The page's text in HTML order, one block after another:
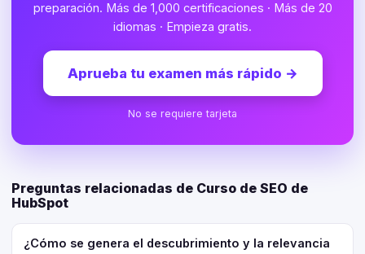
preparación. Más de 1,000 certificaciones · Más de 20
idiomas · Empieza gratis.
Aprueba tu examen más rápido →
No se requiere tarjeta
Preguntas relacionadas de Curso de SEO de
HubSpot
¿Cómo se genera el descubrimiento y la relevancia